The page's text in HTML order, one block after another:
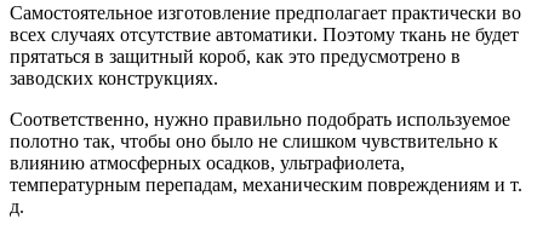
Самостоятельное изготовление предполагает практически во
всех случаях отсутствие автоматики. Поэтому ткань не будет
прятаться в защитный короб, как это предусмотрено в
заводских конструкциях.
Соответственно, нужно правильно подобрать используемое
полотно так, чтобы оно было не слишком чувствительно к
влиянию атмосферных осадков, ультрафиолета,
температурным перепадам, механическим повреждениям и т.
д.